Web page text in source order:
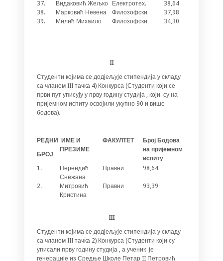
37. Видаковић Жељко Електротех. 38,64
38.
Марковић Невена Филозофски 37,98
39.
Милић Михаило Филозофски 34,30
II
Студенти којима се додјељује стипендија у складу
са чланом III тачка 4) Конкурса (Студенти који се
први пут уписују у прву годину студија , који су на
пријемном испиту освојили укупно 90 и више
бодова).
РЕДНИ
БРОЈ
ИМЕ И
ПРЕЗИМЕ
ФАКУЛТЕТ
Број Бодова
на пријемном
испиту
1.
Перендић
Снежана
Правни 98,64
2.
Митровић
Кристина
Правни 93,39
III
Студенти којима се додјељује стипендија у складу
са чланом III тачка 2) Конкурса (Студенти који су
уписали прву годину студија , а ученик је
генерације из Средње Школе Петар II Петровић